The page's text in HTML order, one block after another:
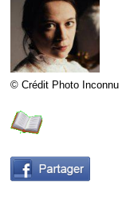
© Crédit Photo Inconnu